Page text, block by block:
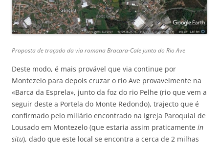
Proposta de traçado da via romana Bracara-Cale junto do Rio Ave
Deste modo, é mais provável que via continue por
Montezelo para depois cruzar o rio Ave provavelmente na
«Barca da Esprela», junto da foz do rio Pelhe (rio que vem a
seguir deste a Portela do Monte Redondo), trajecto que é
confirmado pelo miliário encontrado na Igreja Paroquial de
Lousado em Montezelo (que estaria assim praticamente in
situ), dado que este local se encontra a cerca de 2 milhas